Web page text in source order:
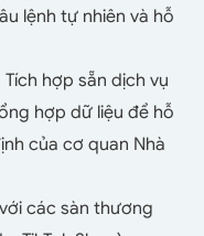
lệnh tự nhiên và hỗ
Tích hợp sẵn dịch vụ
hợp dữ liệu để hỗ
của cơ quan Nhà
các sàn thương